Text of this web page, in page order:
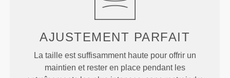
AJUSTEMENT PARFAIT
La taille est suffisamment haute pour offrir un
maintien et rester en place pendant les